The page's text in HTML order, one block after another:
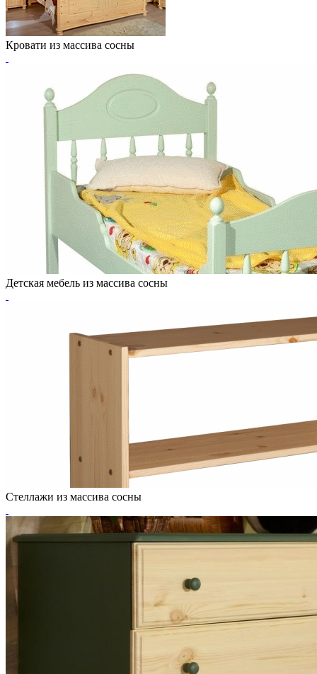
Кровати из массива сосны
Детская мебель из массива сосны
Стеллажи из массива сосны